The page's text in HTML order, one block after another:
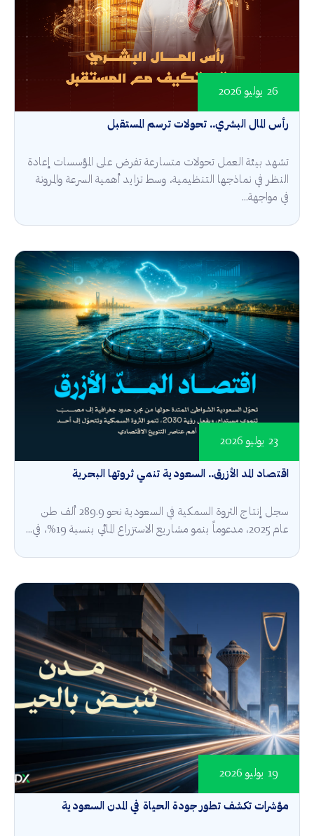
رأس المال البشري.. تحولات ترسم المستقبل
26 يوليو 2026
تشهد بيئة العمل تحولات متسارعة تفرض على المؤسسات إعادة
النظر في نماذجها التنظيمية، وسط تزايد أهمية السرعة والمرونة
في مواجهة...
اقتصاد المد الأزرق.. السعودية تنمي ثروتها البحرية
23 يوليو 2026
سجل إنتاج الثروة السمكية في السعودية نحو 289.9 ألف طن
عام 2025، مدعوماً بنمو مشاريع الاستزراع المائي بنسبة 19%، في...
مؤشرات تكشف تطور جودة الحياة في المدن السعودية
19 يوليو 2026